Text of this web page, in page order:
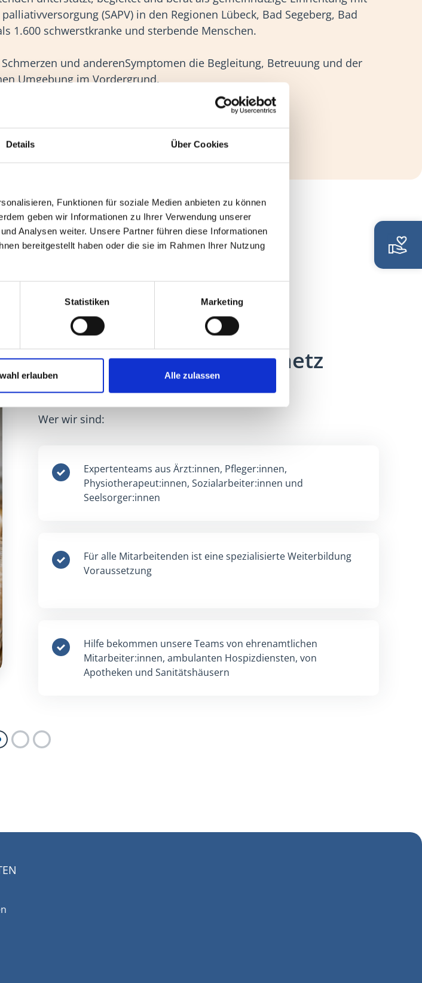
Details Über Cookies
Funktionen für soziale Medien anbieten zu können
geben wir Informationen zu Ihrer Verwendung unserer
Analysen weiter. Unsere Partner führen diese Informationen
bereitgestellt haben oder die sie im Rahmen Ihrer Nutzung
Statistiken Marketing
erlauben Alle zulassen
(SAPV) in den Regionen Lübeck, Bad Segeberg, Bad
1.600 schwerstkranke und sterbende Menschen.
und anderenSymptomen die Begleitung, Betreuung und der
Umgebung im Vordergrund.
Würde und Selbstbestimmung bis zuletzt.
Über uns – das Palliativnetz
Travebogen
Wie wir helfen:
Unsere Expertenteams tun alles, um Patient:innen in ihrem
Zuhause einen Alltag ohne Schmerzen und andere Leiden zu
ermöglichen – und damit ein selbstbestimmtes Leben
Wir sind immer erreichbar – 24 Stunden Rufdienst an allen
Tagen der Woche
Wir unterstützen Patient:innen und Angehörige auch bei
bürokratischen Fragestellungen und psychischen Problemen